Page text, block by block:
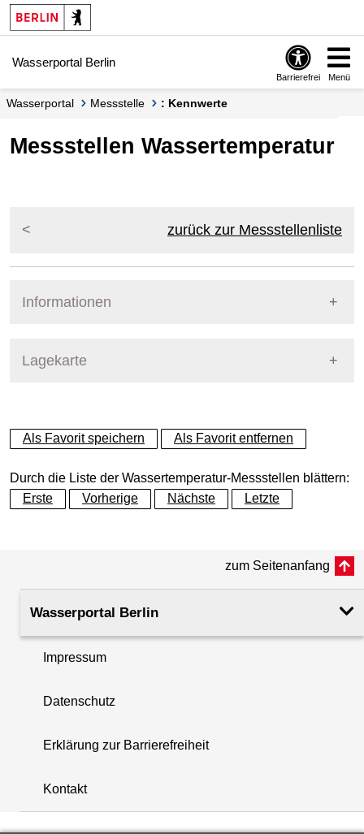
Springe zur Navigation
Springe zum Inhalt
Wasserportal Berlin
Barrierefrei Menü
Wasserportal Messstelle : Kennwerte
Messstellen Wassertemperatur
zurück zur Messstellenliste
Informationen
Lagekarte
+
−
+
−
Als Favorit speichern Als Favorit entfernen
Durch die Liste der Wassertemperatur-Messstellen blättern:
Erste
Vorherige Nächste Letzte
zum Seitenanfang
Wasserportal Berlin
Impressum
Datenschutz
Erklärung zur Barrierefreiheit
Kontakt